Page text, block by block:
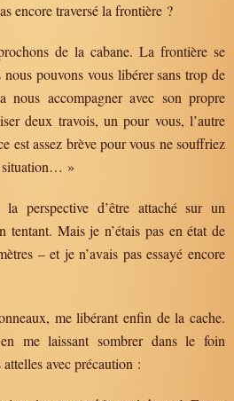
encore traversé la frontière ?
de la cabane. La frontière se
pouvons vous libérer sans trop de
nous accompagner avec son propre
deux travois, un pour vous, l’autre
est assez brève pour vous ne souffriez
situation… »
la perspective d’être attaché sur un
tentant. Mais je n’étais pas en état de
– et je n’avais pas essayé encore
me libérant enfin de la cache.
me laissant sombrer dans le foin
avec précaution :